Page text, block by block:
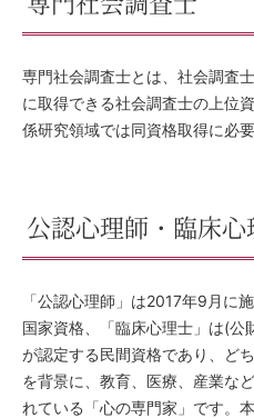
専門社会調査士とは、社会調査
に取得できる社会調査士の上位
係研究領域では同資格取得に必
公認心理師・臨床心
「公認心理師」は2017年9月に
国家資格、「臨床心理士」は(公
が認定する民間資格であり、ど
を背景に、教育、医療、産業な
れている「心の専門家」です。